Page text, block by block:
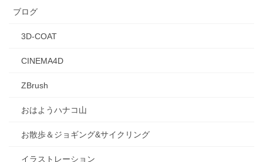
ブログ
3D-COAT
CINEMA4D
ZBrush
おはようハナコ山
お散歩＆ジョギング&サイクリング
イラストレーション